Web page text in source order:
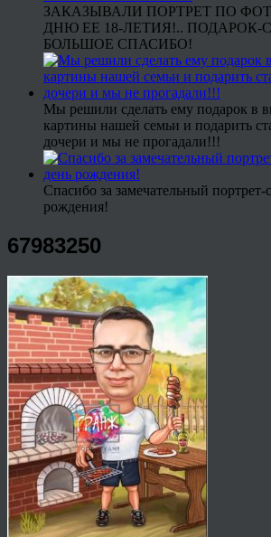
ЗАКАЗЫВАЛИ ПОРТРЕТ ПО
ДНЮ ЕЕ 18-ЛЕТИЯ!.. ПОДАРОК-
БОЛЬШОЕ СПАСИБО!
Мы решили сделать ему подарок в
картины нашей семьи и подарить
дочери и мы не прогадали!!!
Спасибо за замечательный
рождения!
67983250